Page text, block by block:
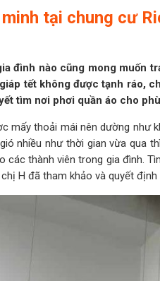
tại chung cư
đình nào cũng mong muốn
tết không được tạnh ráo,
tìm nơi phơi quần áo cho
mấy thoải mái nên dường như
nhiều như thời gian vừa qua
các thành viên trong gia đình.
H đã tham khảo và quyết